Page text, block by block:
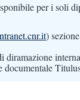
per i soli
)
diramazione
documentale